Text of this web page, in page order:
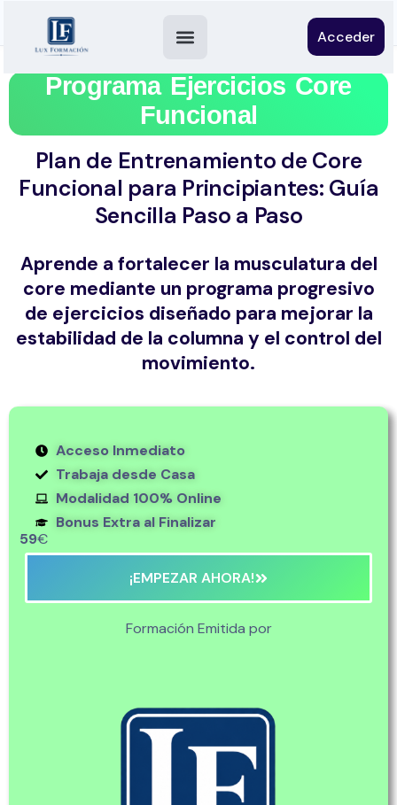
Acceder
Programa Ejercicios Core
Funcional
Plan de Entrenamiento de Core
Funcional para Principiantes: Guía
Sencilla Paso a Paso
Aprende a fortalecer la musculatura del
core mediante un programa progresivo
de ejercicios diseñado para mejorar la
estabilidad de la columna y el control del
movimiento.
Acceso Inmediato
Trabaja desde Casa
Modalidad 100% Online
Bonus Extra al Finalizar
59€
¡EMPEZAR AHORA!
Formación Emitida por